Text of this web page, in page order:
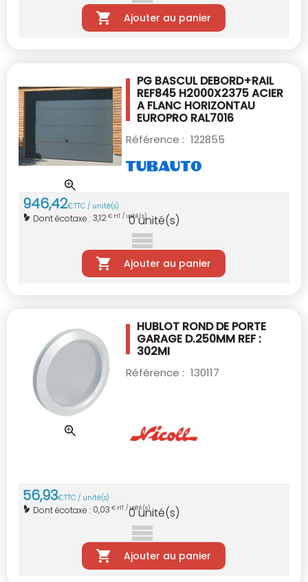
Ajouter au panier
PG BASCUL DEBORD+RAIL
REF845 H2000X2375ACIER
A FLANC HORIZONTAU
EUROPRO RAL7016
Référence : 122855
946,42€TTC / unité(s)
Dont écotaxe :3,12€ HT / unité(s)
0 unité(s)
Ajouter au panier
HUBLOT ROND DE PORTE
GARAGE D.250MM REF :
302MI
Référence : 130117
56,93€TTC / unité(s)
Dont écotaxe : 0,03 € HT / unité(s)
0unité(s)
Ajouter au panier